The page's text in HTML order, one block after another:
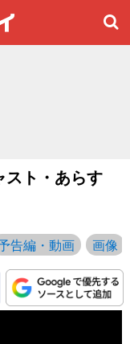
スト・あらす
告編・動画 画像